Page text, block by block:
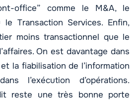
office” comme le M&A, le
Transaction Services. Enfin,
moins transactionnel que le
On est davantage dans
la fiabilisation de l’information
l’exécution d’opérations.
reste une très bonne porte